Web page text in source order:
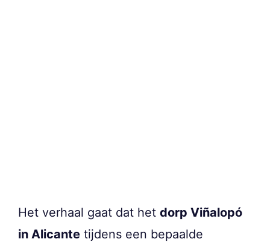
Het verhaal gaat dat het dorp Viñalopó
in Alicante tijdens een bepaalde